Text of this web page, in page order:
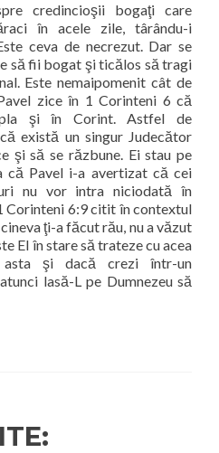
credincioşii bogaţi care
în acele zile, târându-i
ceva de necrezut. Dar se
să fii bogat şi ticălos să tragi
Este nemaipomenit cât de
zice în 1 Corinteni 6 că
şi în Corint. Astfel de
există un singur Judecător
şi să se răzbune. Ei stau pe
că Pavel i-a avertizat că cei
nu vor intra niciodată în
Corinteni 6:9 citit în contextul
ţi-a făcut rău, nu a văzut
El în stare să trateze cu acea
asta şi dacă crezi într-un
lasă-L pe Dumnezeu să